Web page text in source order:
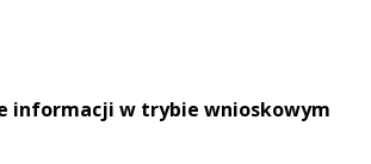
informacji w trybie wnioskowym